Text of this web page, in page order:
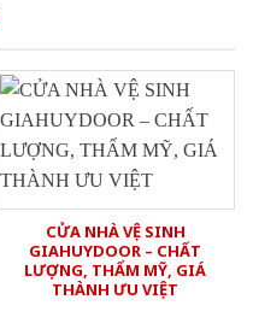
CỬA NHÀ VỆ SINH
GIAHUYDOOR – CHẤT
LƯỢNG, THẨM MỸ, GIÁ
THÀNH ƯU VIỆT